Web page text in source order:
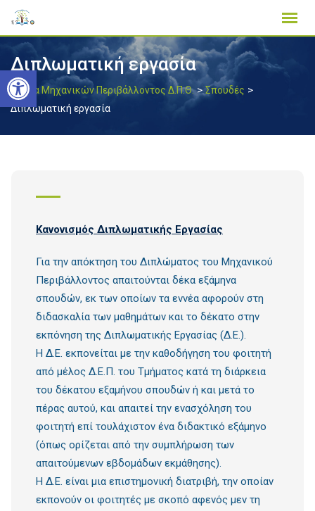
Ανοίξτε τη γραμμή εργαλείων
Skip
content
Διπλωματική εργασία
Τμήμα Μηχανικών Περιβάλλοντος Δ.Π.Θ.>Σπουδές >
Διπλωματική εργασία
Κανονισμός Διπλωματικής Εργασίας
Για την απόκτηση του Διπλώματος του Μηχανικού
Περιβάλλοντος απαιτούνται δέκα εξάμηνα
σπουδών, εκ των οποίων τα εννέα αφορούν στη
διδασκαλία των μαθημάτων και το δέκατο στην
εκπόνηση της Διπλωματικής Εργασίας (Δ.Ε.).
Η Δ.Ε. εκπονείται με την καθοδήγηση του φοιτητή
από μέλος Δ.Ε.Π. του Τμήματος κατά τη διάρκεια
του δέκατου εξαμήνου σπουδών ή και μετά το
πέρας αυτού, και απαιτεί την ενασχόληση του
φοιτητή επί τουλάχιστον ένα διδακτικό εξάμηνο
(όπως ορίζεται από την συμπλήρωση των
απαιτούμενων εβδομάδων εκμάθησης).
Η Δ.Ε. είναι μια επιστημονική διατριβή, την οποίαν
εκπονούν οι φοιτητές με σκοπό αφενός μεν τη